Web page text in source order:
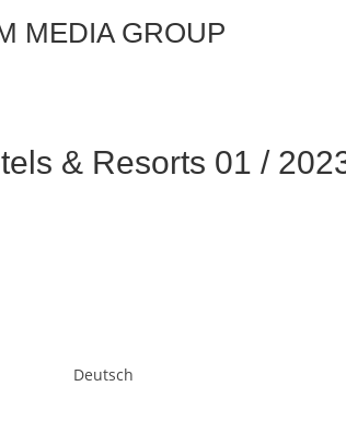
MEDIA GROUP
& Resorts 01 /
Deutsch